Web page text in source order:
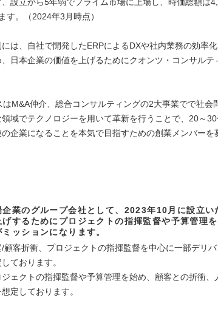
す。（2024年3月時点）
は、自社で開発したERPによるDXや社内業務の効率化
日本企業の価値を上げるためにクオンツ・コンサルテ
M&A仲介、総合コンサルティングの2大事業でで社会
域でテクノロジーを用いて革新を行うことで、20～
企業になることを本気で目指すための創業メンバーを
業のグループ会社として、2023年10月に設立い
するためにプロジェクトの指揮監督や予算管理
ッションになります。
客折衝、プロジェクトの指揮監督を中心に一部デリ
ております。
ェクトの指揮監督や予算管理を始め、顧客との折衝、
定しております。